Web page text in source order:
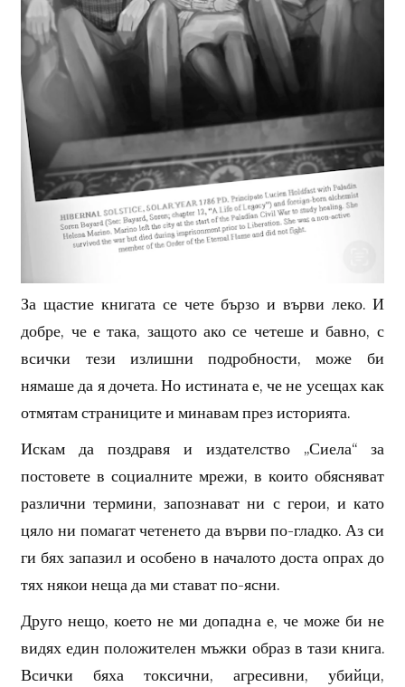
За щастие книгата се чете бързо и върви леко. И
добре, че е така, защото ако се четеше и бавно, с
всички тези излишни подробности, може би
нямаше да я дочета. Но истината е, че не усещах как
отмятам страниците и минавам през историята.
Искам да поздравя и издателство „Сиела“ за
постовете в социалните мрежи, в които обясняват
различни термини, запознават ни с герои, и като
цяло ни помагат четенето да върви по-гладко. Аз си
ги бях запазил и особено в началото доста опрах до
тях някои неща да ми стават по-ясни.
Друго нещо, което не ми допадна е, че може би не
видях един положителен мъжки образ в тази книга.
Всички бяха токсични, агресивни, убийци,